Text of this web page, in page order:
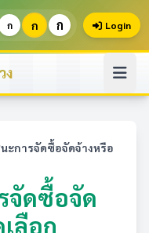
ก ก ก Login
ง
ะการจัดซื้อจัดจ้างหรือ
จัดซื้อจัด
ลือก